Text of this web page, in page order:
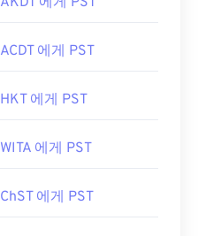
ACDT 에게 PST
HKT 에게 PST
WITA 에게 PST
ChST 에게 PST